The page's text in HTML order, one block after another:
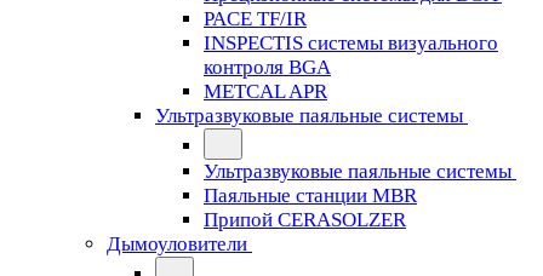
PACE TF/IR
INSPECTIS системы визуального
контроля BGA
METCAL APR
Ультразвуковые паяльные системы
Ультразвуковые паяльные системы
Паяльные станции MBR
Припой CERASOLZER
Дымоуловители